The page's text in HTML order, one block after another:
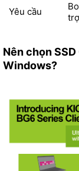
Yêu cầu
Nên chọn
Windows?